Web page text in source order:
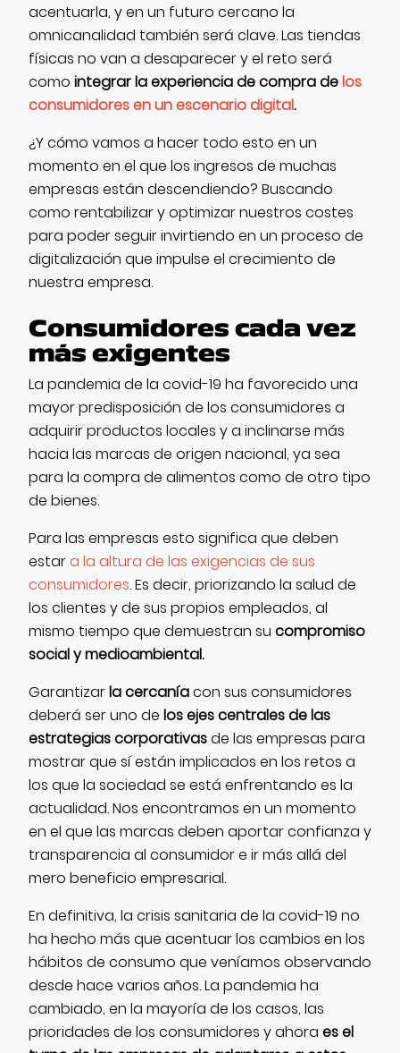
acentuarla, y en un futuro cercano la
omnicanalidad también será clave. Las tiendas
físicas no van a desaparecer y el reto será
como integrar la experiencia de compra delos
consumidores en un escenario digital.
¿Y cómo vamos a hacer todo esto en un
momento en el que los ingresos de muchas
empresas están descendiendo? Buscando
como rentabilizar y optimizar nuestros costes
para poder seguir invirtiendo en un proceso de
digitalización que impulse el crecimiento de
nuestra empresa.
Consumidores cada vez
más exigentes
La pandemia de la covid-19 ha favorecido una
mayor predisposición de los consumidores a
adquirir productos locales y a inclinarse más
hacia las marcas de origen nacional, ya sea
para la compra de alimentos como de otro tipo
de bienes.
Para las empresas esto significa que deben
estara la altura de las exigencias de sus
consumidores. Es decir, priorizando la salud de
los clientes y de sus propios empleados, al
mismo tiempo que demuestran su compromiso
social y medioambiental.
Garantizarla cercaníacon sus consumidores
deberá ser uno de los ejes centrales de las
estrategias corporativasde las empresas para
mostrar que sí están implicados en los retos a
los que la sociedad se está enfrentando es la
actualidad. Nos encontramos en un momento
en el que las marcas deben aportar confianza y
transparencia al consumidor e ir más allá del
mero beneficio empresarial.
En definitiva, la crisis sanitaria de la covid-19 no
ha hecho más que acentuar los cambios en los
hábitos de consumo que veníamos observando
desde hace varios años. La pandemia ha
cambiado, en la mayoría de los casos, las
prioridades de los consumidores y ahora es el